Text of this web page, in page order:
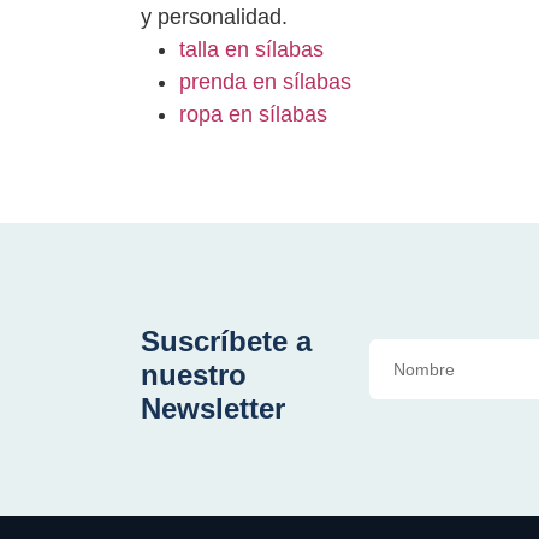
y personalidad.
talla en sílabas
prenda en sílabas
ropa en sílabas
Suscríbete a
nuestro
Newsletter